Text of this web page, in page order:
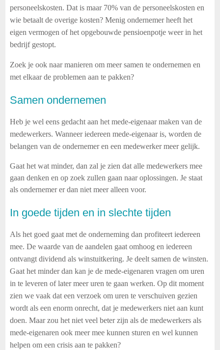
personeelskosten. Dat is maar 70% van de personeelskosten en
wie betaalt de overige kosten? Menig ondernemer heeft het
eigen vermogen of het opgebouwde pensioenpotje weer in het
bedrijf gestopt.
Zoek je ook naar manieren om meer samen te ondernemen en
met elkaar de problemen aan te pakken?
Samen ondernemen
Heb je wel eens gedacht aan het mede-eigenaar maken van de
medewerkers. Wanneer iedereen mede-eigenaar is, worden de
belangen van de ondernemer en een medewerker meer gelijk.
Gaat het wat minder, dan zal je zien dat alle medewerkers mee
gaan denken en op zoek zullen gaan naar oplossingen. Je staat
als ondernemer er dan niet meer alleen voor.
In goede tijden en in slechte tijden
Als het goed gaat met de onderneming dan profiteert iedereen
mee. De waarde van de aandelen gaat omhoog en iedereen
ontvangt dividend als winstuitkering. Je deelt samen de winsten.
Gaat het minder dan kan je de mede-eigenaren vragen om uren
in te leveren of later meer uren te gaan werken. Op dit moment
zien we vaak dat een verzoek om uren te verschuiven gezien
wordt als een enorm onrecht, dat je medewerkers niet aan kunt
doen. Maar zou het niet veel beter zijn als de medewerkers als
mede-eigenaren ook meer mee kunnen sturen en wel kunnen
helpen om een crisis aan te pakken?